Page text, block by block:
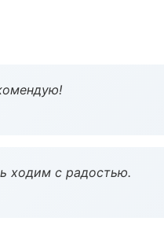
ходим с радостью.